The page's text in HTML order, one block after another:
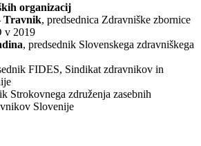
organizacij
Travnik, predsednica Zdravniške zbornice
v 2019
, predsednik Slovenskega zdravniškega
FIDES, Sindikat zdravnikov in
Strokovnega združenja zasebnih
Slovenije